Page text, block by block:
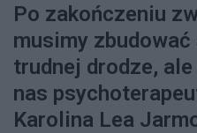
Po zakończeniu
musimy
trudnej drodze,
nas
Karolina Lea